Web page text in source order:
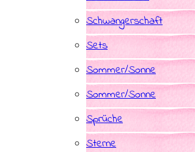
Schwangerschaft
Sets
Sommer/Sonne
Sommer/Sonne
Sprüche
Sterne